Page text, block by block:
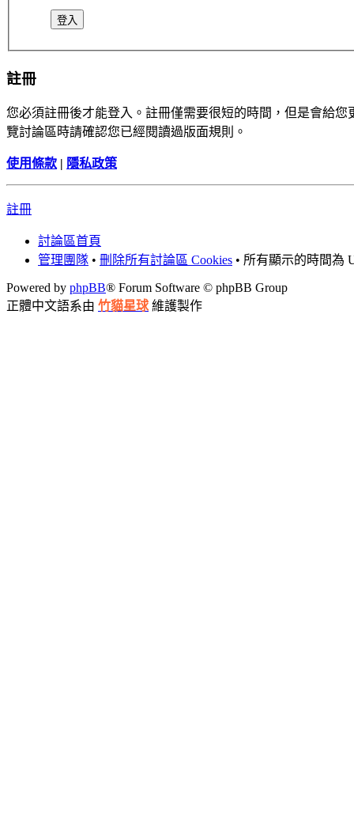
註冊
您必須註冊後才能登入。註冊僅需要很短的時間，但是會給
覽討論區時請確認您已經閱讀過版面規則。
使用條款 | 隱私政策
註冊
討論區首頁
管理團隊 • 刪除所有討論區 Cookies • 所有顯示的時間為
Powered by phpBB® Forum Software © phpBB Group
正體中文語系由 竹貓星球維護製作